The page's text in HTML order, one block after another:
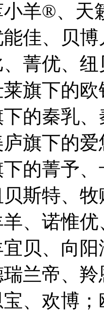
羊®、天
佳、贝
菁优、
旗下的
的秦乳
旗下的
下的菁予
斯特、
、诺惟
贝、向
兰帝、
、欢博